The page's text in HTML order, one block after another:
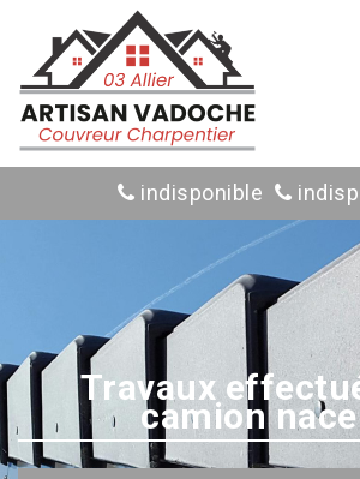
indisponible
Travaux
camion